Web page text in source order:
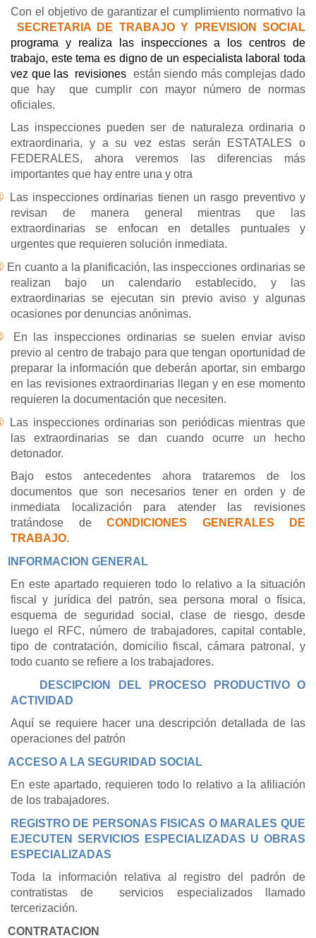
Con el objetivo de garantizar el cumplimiento normativo la
SECRETARIA DE TRABAJO Y PREVISION SOCIAL
programa y realiza las inspecciones a los centros de
trabajo, este tema es digno de un especialista laboral toda
vez que las revisiones están siendo más complejas dado
que hay
que cumplir con mayor número de normas
oficiales.
Las inspecciones pueden ser de naturaleza ordinaria o
extraordinaria, y a su vez estas serán ESTATALES o
FEDERALES, ahora veremos las diferencias más
importantes que hay entre una y otra
Las inspecciones ordinarias tienen un rasgo preventivo y
revisan de manera general mientras que las
extraordinarias se enfocan en detalles puntuales y
urgentes que requieren solución inmediata.
En cuanto a la planificación, las inspecciones ordinarias se
realizan bajo un calendario establecido, y las
extraordinarias se ejecutan sin previo aviso y algunas
ocasiones por denuncias anónimas.
En las inspecciones ordinarias se suelen enviar aviso
previo al centro de trabajo para que tengan oportunidad de
preparar la información que deberán aportar, sin embargo
en las revisiones extraordinarias llegan y en ese momento
requieren la documentación que necesiten.
Las inspecciones ordinarias son periódicas mientras que
las extraordinarias se dan cuando ocurre un hecho
detonador.
Bajo estos antecedentes ahora trataremos de los
documentos que son necesarios tener en orden y de
inmediata localización para atender las revisiones
tratándose de CONDICIONES GENERALES DE
TRABAJO.
INFORMACION GENERAL
En este apartado requieren todo lo relativo a la situación
fiscal y jurídica del patrón, sea persona moral o física,
esquema de seguridad social, clase de riesgo, desde
luego el RFC, número de trabajadores, capital contable,
tipo de contratación, domicilio fiscal, cámara patronal, y
todo cuanto se refiere a los trabajadores.
DESCIPCION DEL PROCESO PRODUCTIVO O
ACTIVIDAD
Aquí se requiere hacer una descripción detallada de las
operaciones del patrón
ACCESO A LA SEGURIDAD SOCIAL
En este apartado, requieren todo lo relativo a la afiliación
de los trabajadores.
REGISTRO DE PERSONAS FISICAS O MARALES QUE
EJECUTEN SERVICIOS ESPECIALIZADAS U OBRAS
ESPECIALIZADAS
Toda la información relativa al registro del padrón de
contratistas de
servicios especializados llamado
tercerización.
CONTRATACION